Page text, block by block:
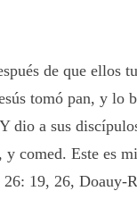
de que ellos
tomó pan, y lo
dio a sus
y comed. Este es
26: 19, 26, Doauy-